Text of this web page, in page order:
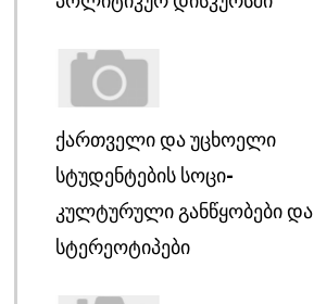
ᲥᲐᲠᲗᲕᲔᲚᲘ ᲓᲐ ᲣᲪᲮᲝᲔᲚᲘ
ᲡᲢᲣᲓᲔᲜᲢᲔᲑᲘᲡ ᲡᲝᲪᲘ-
ᲙᲣᲚᲢᲣᲠᲣᲚᲘ ᲒᲐᲜᲬᲧᲝᲑᲔᲑᲘ ᲓᲐ
ᲡᲢᲔᲠᲔᲝᲢᲘᲞᲔᲑᲘ